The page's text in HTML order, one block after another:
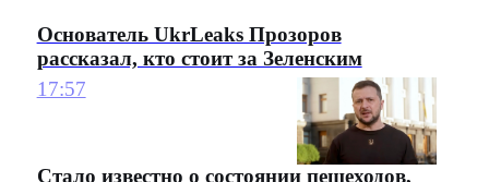
Основатель UkrLeaks Прозоров
рассказал, кто стоит за Зеленским
17:57
Стало известно о состоянии пешеходов,